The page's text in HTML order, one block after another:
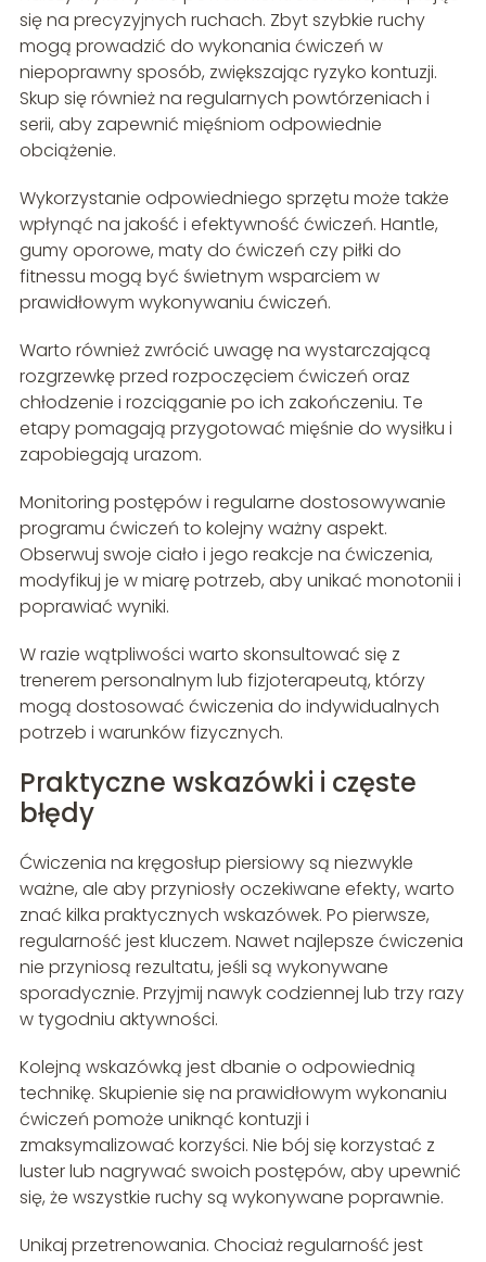
się na precyzyjnych ruchach. Zbyt szybkie ruchy
mogą prowadzić do wykonania ćwiczeń w
niepoprawny sposób, zwiększając ryzyko kontuzji.
Skup się również na regularnych powtórzeniach i
serii, aby zapewnić mięśniom odpowiednie
obciążenie.
Wykorzystanie odpowiedniego sprzętu może także
wpłynąć na jakość i efektywność ćwiczeń. Hantle,
gumy oporowe, maty do ćwiczeń czy piłki do
fitnessu mogą być świetnym wsparciem w
prawidłowym wykonywaniu ćwiczeń.
Warto również zwrócić uwagę na wystarczającą
rozgrzewkę przed rozpoczęciem ćwiczeń oraz
chłodzenie i rozciąganie po ich zakończeniu. Te
etapy pomagają przygotować mięśnie do wysiłku i
zapobiegają urazom.
Monitoring postępów i regularne dostosowywanie
programu ćwiczeń to kolejny ważny aspekt.
Obserwuj swoje ciało i jego reakcje na ćwiczenia,
modyfikuj je w miarę potrzeb, aby unikać monotonii i
poprawiać wyniki.
W razie wątpliwości warto skonsultować się z
trenerem personalnym lub fizjoterapeutą, którzy
mogą dostosować ćwiczenia do indywidualnych
potrzeb i warunków fizycznych.
Praktyczne wskazówki i częste
błędy
Ćwiczenia na kręgosłup piersiowy są niezwykle
ważne, ale aby przyniosły oczekiwane efekty, warto
znać kilka praktycznych wskazówek. Po pierwsze,
regularność jest kluczem. Nawet najlepsze ćwiczenia
nie przyniosą rezultatu, jeśli są wykonywane
sporadycznie. Przyjmij nawyk codziennej lub trzy razy
w tygodniu aktywności.
Kolejną wskazówką jest dbanie o odpowiednią
technikę. Skupienie się na prawidłowym wykonaniu
ćwiczeń pomoże uniknąć kontuzji i
zmaksymalizować korzyści. Nie bój się korzystać z
luster lub nagrywać swoich postępów, aby upewnić
się, że wszystkie ruchy są wykonywane poprawnie.
Unikaj przetrenowania. Chociaż regularność jest